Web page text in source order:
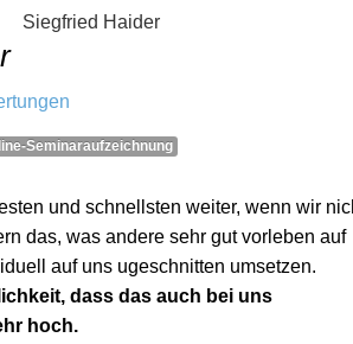
Seminaraufzeichnung
und schnellsten weiter, wenn wir
das, was andere sehr gut vorleben auf
auf uns ugeschnitten umsetzen.
dass das auch bei uns
hoch.